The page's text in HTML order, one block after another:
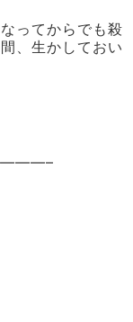
ってからでも殺
、生かしておい